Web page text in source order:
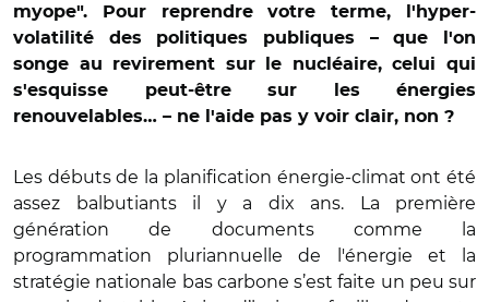
myope". Pour reprendre votre terme, l'hyper-
volatilité des politiques publiques – que l'on
songe au revirement sur le nucléaire, celui qui
s'esquisse peut-être sur les énergies
renouvelables… – ne l'aide pas y voir clair, non ?
Les débuts de la planification énergie-climat ont été
assez balbutiants il y a dix ans. La première
génération de documents comme la
programmation pluriannuelle de l'énergie et la
stratégie nationale bas carbone s’est faite un peu sur